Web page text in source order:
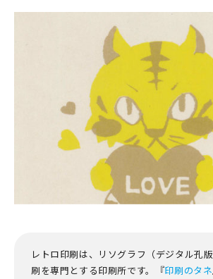
レトロ印刷は、リソグラフ（デジタル孔
刷を専門とする印刷所です。『印刷のタネ